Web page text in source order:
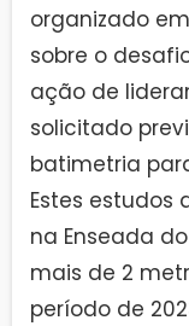
organizado
sobre o
ação de
solicitado
batimetria
Estes estudos
na Enseada
mais de 2
período de